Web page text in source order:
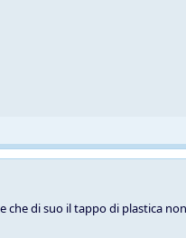
di suo il tappo di plastica